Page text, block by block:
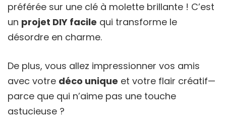
préférée sur une clé à molette brillante ! C’est
un projet DIY facile qui transforme le
désordre en charme.
De plus, vous allez impressionner vos amis
avec votre déco unique et votre flair créatif—
parce que qui n’aime pas une touche
astucieuse ?